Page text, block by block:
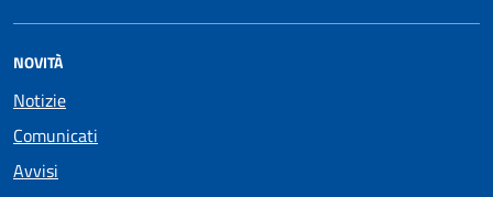
NOVITÀ
Notizie
Comunicati
Avvisi